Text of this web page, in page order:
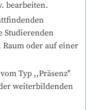
bearbeiten.
Studierenden
oder auf einer
Typ ,,Präsenz"
weiterbildenden